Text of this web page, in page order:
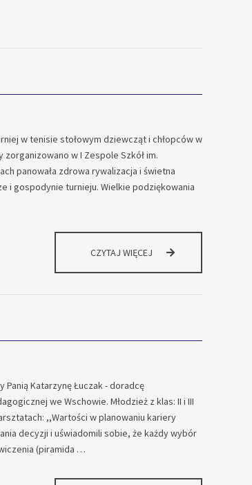
w tenisie stołowym dziewcząt i chłopców w
w I Zespole Szkół im.
panowała zdrowa rywalizacja i świetna
i gospodynie turnieju. Wielkie podziękowania
CZYTAJ WIĘCEJ POWIATOWY
Panią Katarzynę Łuczak - doradcę
we Wschowie. Młodzież z klas: II i III
,,Wartości w planowaniu kariery
decyzji i uświadomili sobie, że każdy wybór
(piramida …